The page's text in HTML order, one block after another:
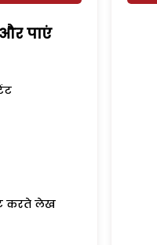
पाएं
करते लेख